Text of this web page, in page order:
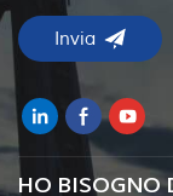
HO BISOGNO